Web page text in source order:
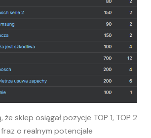
sklep osiągał pozycje TOP 1, TOP 2
fraz o realnym potencjale